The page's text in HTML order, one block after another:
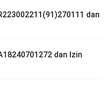
dan
dan Izin